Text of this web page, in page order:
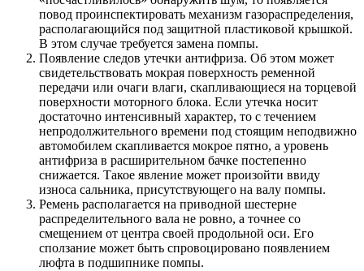
повод проинспектировать механизм газораспределения,
располагающийся под защитной пластиковой крышкой.
В этом случае требуется замена помпы.
Появление следов утечки антифриза. Об этом может
свидетельствовать мокрая поверхность ременной
передачи или очаги влаги, скапливающиеся на торцевой
поверхности моторного блока. Если утечка носит
достаточно интенсивный характер, то с течением
непродолжительного времени под стоящим неподвижно
автомобилем скапливается мокрое пятно, а уровень
антифриза в расширительном бачке постепенно
снижается. Такое явление может произойти ввиду
износа сальника, присутствующего на валу помпы.
Ремень располагается на приводной шестерне
распределительного вала не ровно, а точнее со
смещением от центра своей продольной оси. Его
сползание может быть спровоцировано появлением
люфта в подшипнике помпы.